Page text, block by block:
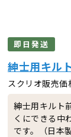
即日発送
紳士用キル
スクリオ販売価
紳士用キルト
くにできる中
です。（日本製